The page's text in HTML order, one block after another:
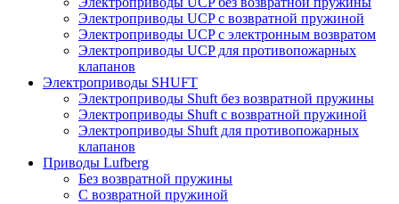
Электроприводы UCP с возвратной пружиной
Электроприводы UCP с электронным возвратом
Электроприводы UCP для противопожарных
клапанов
Электроприводы SHUFT
Электроприводы Shuft без возвратной пружины
Электроприводы Shuft с возвратной пружиной
Электроприводы Shuft для противопожарных
клапанов
Приводы Lufberg
Без возвратной пружины
С возвратной пружиной